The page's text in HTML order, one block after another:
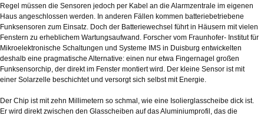
Regel müssen die Sensoren jedoch per Kabel an die Alarmzentrale im eigenen
Haus angeschlossen werden. In anderen Fällen kommen batteriebetriebene
Funksensoren zum Einsatz. Doch der Batteriewechsel führt in Häusern mit vielen
Fenstern zu erheblichem Wartungsaufwand. Forscher vom Fraunhofer- Institut für
Mikroelektronische Schaltungen und Systeme IMS in Duisburg entwickelten
deshalb eine pragmatische Alternative: einen nur etwa Fingernagel großen
Funksensorchip, der direkt im Fenster montiert wird. Der kleine Sensor ist mit
einer Solarzelle beschichtet und versorgt sich selbst mit Energie.
Der Chip ist mit zehn Millimetern so schmal, wie eine Isolierglasscheibe dick ist.
Er wird direkt zwischen den Glasscheiben auf das Aluminiumprofil, das die